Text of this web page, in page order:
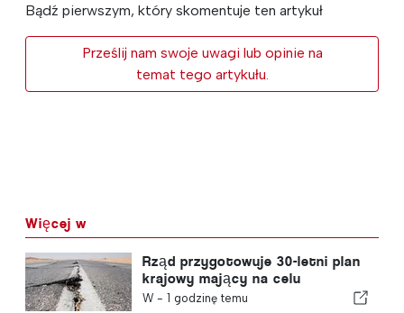
Bądź pierwszym, który skomentuje ten artykuł
Prześlij nam swoje uwagi lub opinie na
temat tego artykułu.
Więcej w
Rząd przygotowuje 30-letni plan
krajowy mający na celu
zwiększenie odporności
W - 1 godzinę temu